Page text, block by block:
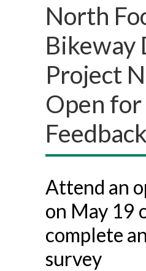
North
Bikeway
Project
Open
Feedback
Attend an
on May 19
complete
survey